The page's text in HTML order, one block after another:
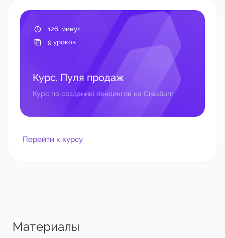
126 минут
9 уроков
Курс, Пуля продаж
Курс по созданию лендингов на Creatium
Перейти к курсу
Материалы